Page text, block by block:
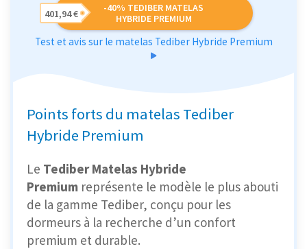
-40% TEDIBER MATELAS
HYBRIDE PREMIUM
401,94 €
Test et avis sur le matelas Tediber Hybride Premium
Points forts du matelas Tediber
Hybride Premium
Le Tediber Matelas Hybride
Premium représente le modèle le plus abouti
de la gamme Tediber, conçu pour les
dormeurs à la recherche d’un confort
premium et durable.